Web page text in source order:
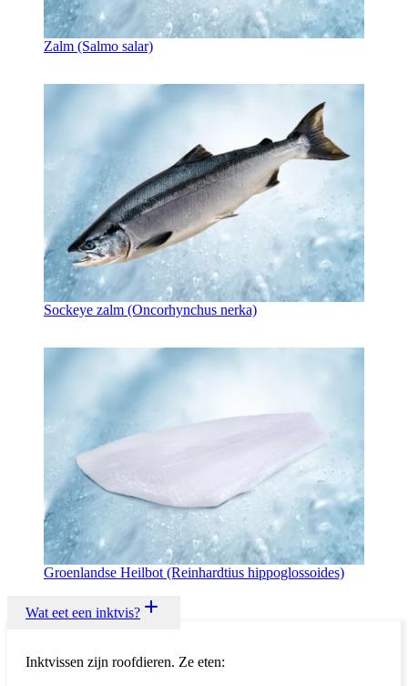
Zalm (Salmo salar)
Sockeye zalm (Oncorhynchus nerka)
Groenlandse Heilbot (Reinhardtius hippoglossoides)
Wat eet een inktvis?
Inktvissen zijn roofdieren. Ze eten: